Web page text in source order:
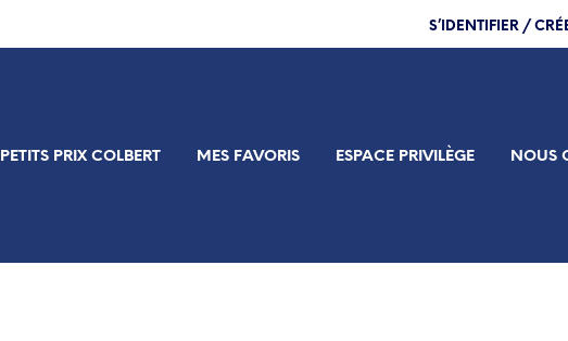
S’IDENTIFIER /
PETITS PRIX COLBERT MES FAVORIS ESPACE PRIVILÈGE NOUS